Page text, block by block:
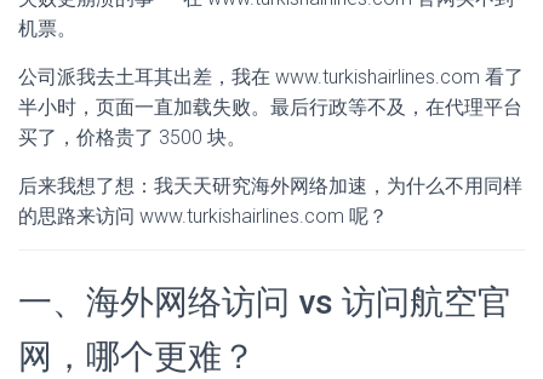
机票。
公司派我去土耳其出差，我在 www.turkishairlines.com 看了
半小时，页面一直加载失败。最后行政等不及，在代理平台
买了，价格贵了 3500 块。
后来我想了想：我天天研究海外网络加速，为什么不用同样
的思路来访问 www.turkishairlines.com 呢？
一、海外网络访问 vs 访问航空官
网，哪个更难？